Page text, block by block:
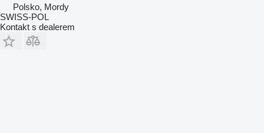
Polsko, Mordy
SWISS-POL
Kontakt s dealerem